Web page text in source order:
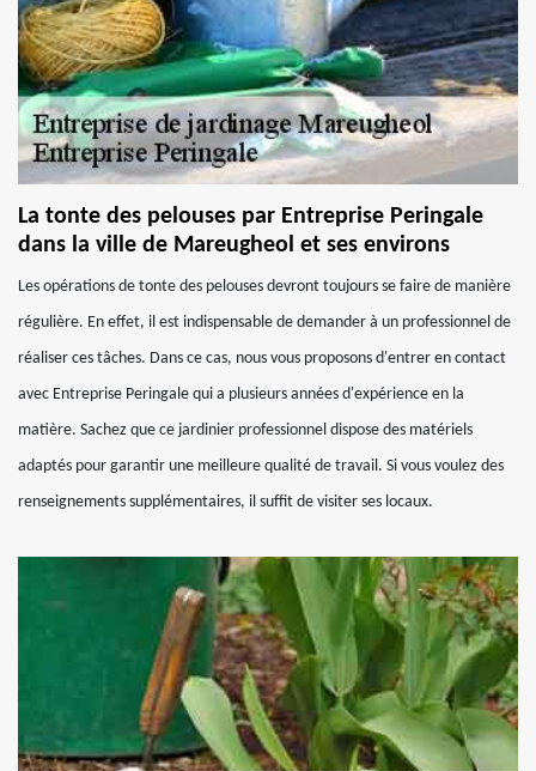
La tonte des pelouses par Entreprise Peringale
dans la ville de Mareugheol et ses environs
Les opérations de tonte des pelouses devront toujours se faire de manière
régulière. En effet, il est indispensable de demander à un professionnel de
réaliser ces tâches. Dans ce cas, nous vous proposons d'entrer en contact
avec Entreprise Peringale qui a plusieurs années d'expérience en la
matière. Sachez que ce jardinier professionnel dispose des matériels
adaptés pour garantir une meilleure qualité de travail. Si vous voulez des
renseignements supplémentaires, il suffit de visiter ses locaux.